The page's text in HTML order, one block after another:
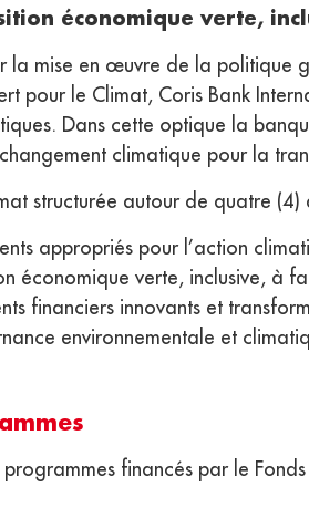
économique verte,
la mise en œuvre de la politique
pour le Climat, Coris Bank
Dans cette optique la
climatique pour la
structurée autour de quatre
appropriés pour l’action
économique verte, inclusive, à
financiers innovants et
environnementale et
financés par le